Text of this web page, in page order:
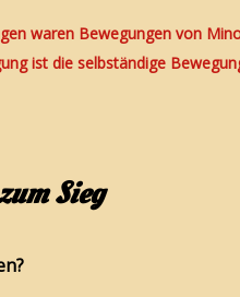
waren Bewegungen von
ist die selbständige
Sieg